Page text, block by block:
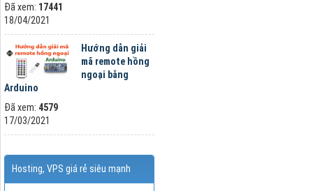
Đã xem: 17441
18/04/2021
Hướng dẫn giải
mã remote hồng
ngoại bằng
Arduino
Đã xem: 4579
17/03/2021
Hosting, VPS giá rẻ siêu mạnh